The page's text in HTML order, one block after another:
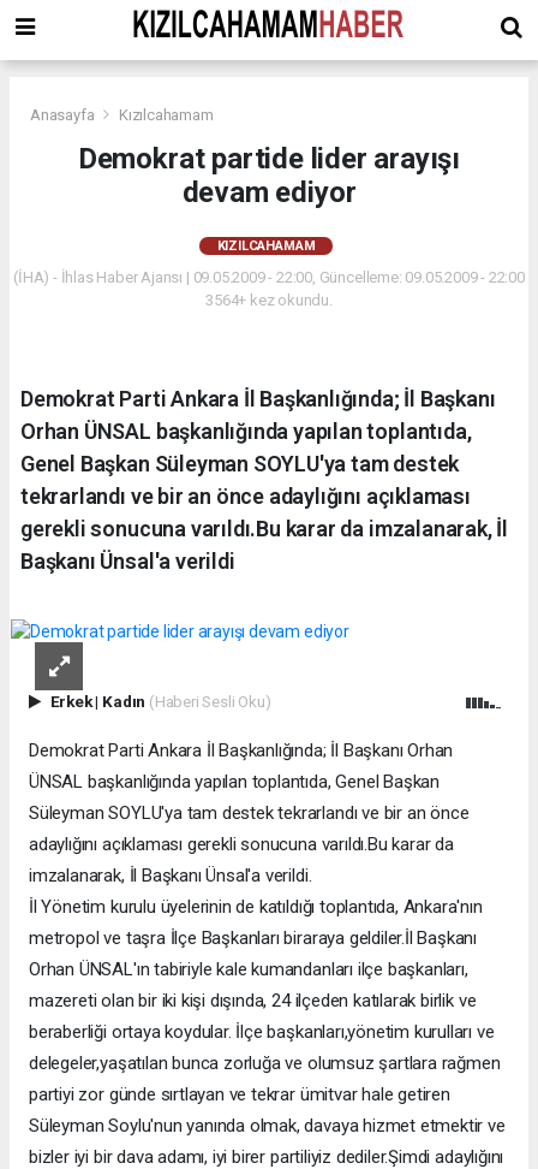
Anasayfa Kızılcahamam
Demokrat partide lider arayışı
devam ediyor
KIZILCAHAMAM
(İHA) - İhlas Haber Ajansı | 09.05.2009 - 22:00, Güncelleme: 09.05.2009 - 22:00
3564+ kez okundu.
Demokrat Parti Ankara İl Başkanlığında; İl Başkanı
Orhan ÜNSAL başkanlığında yapılan toplantıda,
Genel Başkan Süleyman SOYLU'ya tam destek
tekrarlandı ve bir an önce adaylığını açıklaması
gerekli sonucuna varıldı.Bu karar da imzalanarak, İl
Başkanı Ünsal'a verildi
Erkek| Kadın (Haberi Sesli Oku)
Demokrat Parti Ankara İl Başkanlığında; İl Başkanı Orhan
ÜNSAL başkanlığında yapılan toplantıda, Genel Başkan
Süleyman SOYLU'ya tam destek tekrarlandı ve bir an önce
adaylığını açıklaması gerekli sonucuna varıldı.Bu karar da
imzalanarak, İl Başkanı Ünsal'a verildi.
İl Yönetim kurulu üyelerinin de katıldığı toplantıda, Ankara'nın
metropol ve taşra İlçe Başkanları biraraya geldiler.İl Başkanı
Orhan ÜNSAL'ın tabiriyle kale kumandanları ilçe başkanları,
mazereti olan bir iki kişi dışında, 24 ilçeden katılarak birlik ve
beraberliği ortaya koydular. İlçe başkanları,yönetim kurulları ve
delegeler,yaşatılan bunca zorluğa ve olumsuz şartlara rağmen
partiyi zor günde sırtlayan ve tekrar ümitvar hale getiren
Süleyman Soylu'nun yanında olmak, davaya hizmet etmektir ve
bizler iyi bir dava adamı, iyi birer partiliyiz dediler.Şimdi adaylığını